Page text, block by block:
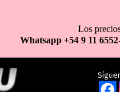
Los
Whatsapp +54 9 11